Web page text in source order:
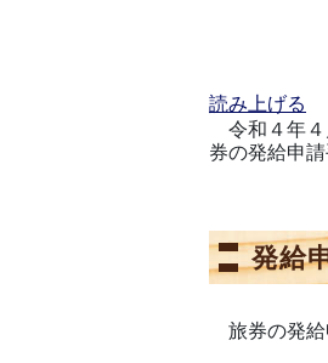
読み上げる
令和４年４
券の発給申
発給
旅券の発給